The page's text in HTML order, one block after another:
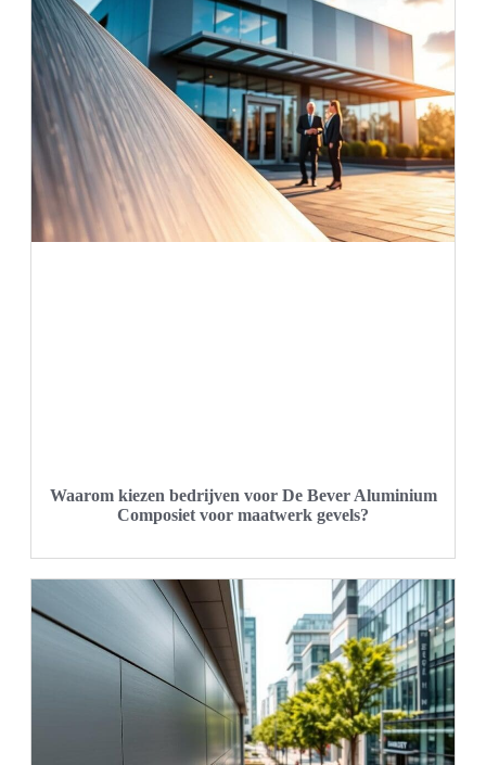
Waarom kiezen bedrijven voor De Bever Aluminium
Composiet voor maatwerk gevels?